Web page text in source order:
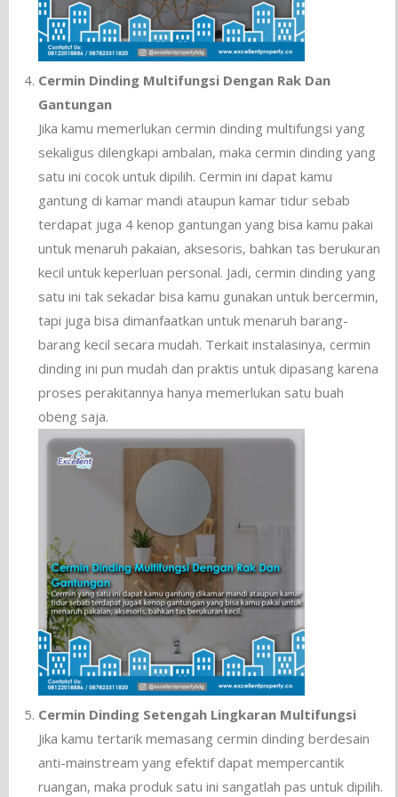
Cermin Dinding Multifungsi Dengan Rak Dan
Gantungan
Jika kamu memerlukan cermin dinding multifungsi yang
sekaligus dilengkapi ambalan, maka cermin dinding yang
satu ini cocok untuk dipilih. Cermin ini dapat kamu
gantung di kamar mandi ataupun kamar tidur sebab
terdapat juga 4 kenop gantungan yang bisa kamu pakai
untuk menaruh pakaian, aksesoris, bahkan tas berukuran
kecil untuk keperluan personal. Jadi, cermin dinding yang
satu ini tak sekadar bisa kamu gunakan untuk bercermin,
tapi juga bisa dimanfaatkan untuk menaruh barang-
barang kecil secara mudah. Terkait instalasinya, cermin
dinding ini pun mudah dan praktis untuk dipasang karena
proses perakitannya hanya memerlukan satu buah
obeng saja.
Cermin Dinding Setengah Lingkaran Multifungsi
Jika kamu tertarik memasang cermin dinding berdesain
anti-mainstream yang efektif dapat mempercantik
ruangan, maka produk satu ini sangatlah pas untuk dipilih.